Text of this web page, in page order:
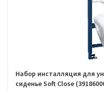
Набор инсталляция для
сиденье Soft Close